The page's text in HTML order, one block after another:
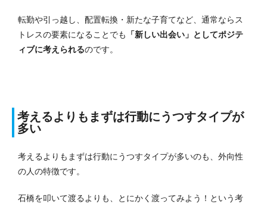
転勤や引っ越し、配置転換・新たな子育てなど、通常ならス
トレスの要素になることでも
「新しい出会い」としてポジテ
ィブに考えられるのです。
考えるよりもまずは行動にうつすタイプが
多い
考えるよりもまずは行動にうつすタイプが多いのも、外向性
の人の特徴です。
石橋を叩いて渡るよりも、とにかく渡ってみよう！という考